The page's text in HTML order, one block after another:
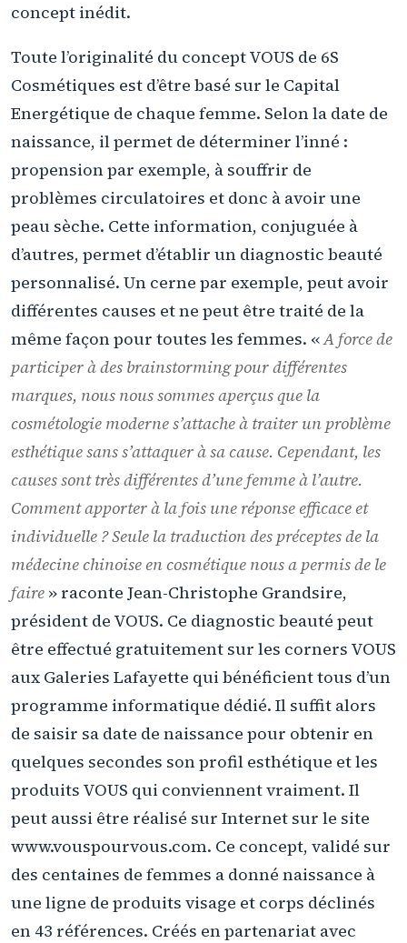
concept inédit.
Toute l’originalité du concept VOUS de 6S
Cosmétiques est d’être basé sur le Capital
Energétique de chaque femme. Selon la date de
naissance, il permet de déterminer l’inné :
propension par exemple, à souffrir de
problèmes circulatoires et donc à avoir une
peau sèche. Cette information, conjuguée à
d’autres, permet d’établir un diagnostic beauté
personnalisé. Un cerne par exemple, peut avoir
différentes causes et ne peut être traité de la
même façon pour toutes les femmes. «A force de
participer à des brainstorming pour différentes
marques, nous nous sommes aperçus que la
cosmétologie moderne s’attache à traiter un problème
esthétique sans s’attaquer à sa cause. Cependant, les
causes sont très différentes d’une femme à l’autre.
Comment apporter à la fois une réponse efficace et
individuelle ? Seule la traduction des préceptes de la
médecine chinoise en cosmétique nous a permis de le
faire » raconte Jean-Christophe Grandsire,
président de VOUS. Ce diagnostic beauté peut
être effectué gratuitement sur les corners VOUS
aux Galeries Lafayette qui bénéficient tous d’un
programme informatique dédié. Il suffit alors
de saisir sa date de naissance pour obtenir en
quelques secondes son profil esthétique et les
produits VOUS qui conviennent vraiment. Il
peut aussi être réalisé sur Internet sur le site
www.vouspourvous.com. Ce concept, validé sur
des centaines de femmes a donné naissance à
une ligne de produits visage et corps déclinés
en 43 références. Créés en partenariat avec